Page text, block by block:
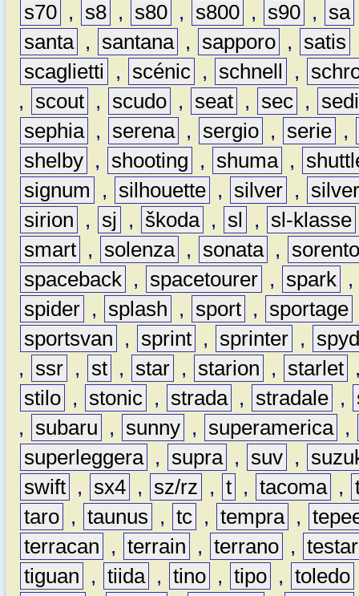
s70 , s8 , s80 , s800 , s90 , sa
santa , santana , sapporo , satis
scaglietti
, scénic , schnell ,
,
scout , scudo , seat , sec ,
sephia , serena , sergio , serie ,
shelby , shooting , shuma ,
signum
, silhouette , silver ,
sirion
, sj , škoda , sl , sl-klasse
smart , solenza , sonata ,
spaceback , spacetourer , spark ,
spider , splash , sport , sportage
sportsvan
, sprint , sprinter ,
,
ssr , st , star , starion , starlet
stilo , stonic , strada , stradale ,
,
subaru , sunny , superamerica ,
superleggera , supra , suv ,
swift , sx4 , sz/rz , t , tacoma ,
taro , taunus , tc , tempra ,
terracan
, terrain , terrano ,
tiguan
, tiida , tino , tipo , toledo